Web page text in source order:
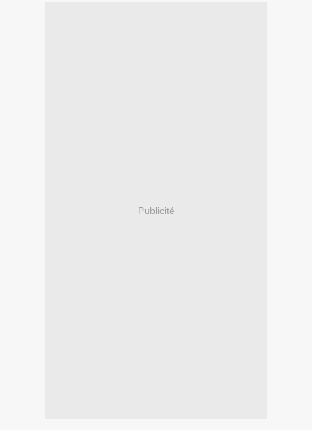
Publicité